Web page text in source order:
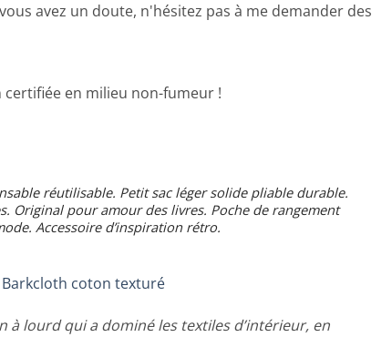
avez un doute, n'hésitez pas à me demander des
en milieu non-fumeur !
réutilisable. Petit sac léger solide pliable durable.
Original pour amour des livres. Poche de rangement
Accessoire d’inspiration rétro.
Barkcloth coton texturé
à lourd qui a dominé les textiles d’intérieur, en